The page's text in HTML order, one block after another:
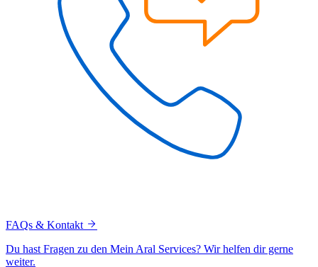
FAQs & Kontakt
Du hast Fragen zu den Mein Aral Services? Wir helfen dir gerne
weiter.